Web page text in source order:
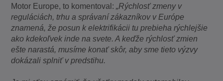
Motor Europe, to komentoval: „Rýchlosť zmeny v
reguláciách, trhu a správaní zákazníkov v Európe
znamená, že posun k elektrifikácii tu prebieha rýchlejšie
ako kdekoľvek inde na svete. A keďže rýchlosť zmien
ešte narastá, musíme konať skôr, aby sme tieto výzvy
dokázali splniť v predstihu.